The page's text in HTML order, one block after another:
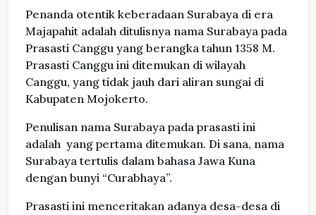
Penanda otentik keberadaan Surabaya di era
Majapahit adalah ditulisnya nama Surabaya pada
Prasasti Canggu yang berangka tahun 1358 M.
Prasasti Canggu ini ditemukan di wilayah
Canggu, yang tidak jauh dari aliran sungai di
Kabupaten Mojokerto.
Penulisan nama Surabaya pada prasasti ini
adalah yang pertama ditemukan. Di sana, nama
Surabaya tertulis dalam bahasa Jawa Kuna
dengan bunyi “Curabhaya”.
Prasasti ini menceritakan adanya desa-desa di